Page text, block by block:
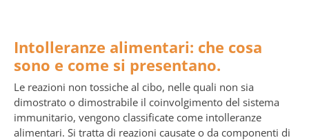
Intolleranze alimentari: che cosa
sono e come si presentano.
Le reazioni non tossiche al cibo, nelle quali non sia
dimostrato o dimostrabile il coinvolgimento del sistema
immunitario, vengono classificate come intolleranze
alimentari. Si tratta di reazioni causate o da componenti di